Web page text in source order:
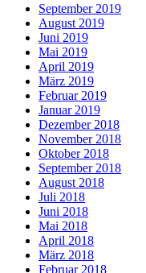
September 2019
August 2019
Juni 2019
Mai 2019
April 2019
März 2019
Februar 2019
Januar 2019
Dezember 2018
November 2018
Oktober 2018
September 2018
August 2018
Juli 2018
Juni 2018
Mai 2018
April 2018
März 2018
Februar 2018